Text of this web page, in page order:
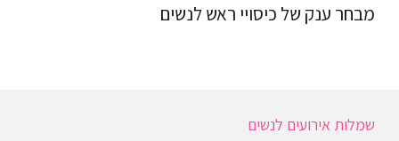
מבחר ענק של כיסויי ראש לנשים
שמלות אירועים לנשים